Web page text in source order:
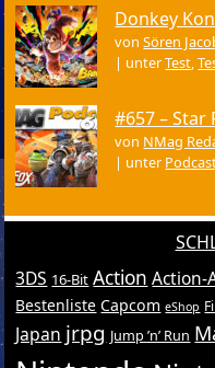
Donkey
vonSören
| unterTest,
#657 – Star
von NMag
| unter
3DS 16-Bit Action Action-
Bestenliste Capcom eShop
Japan jrpg Jump ’n’ Run